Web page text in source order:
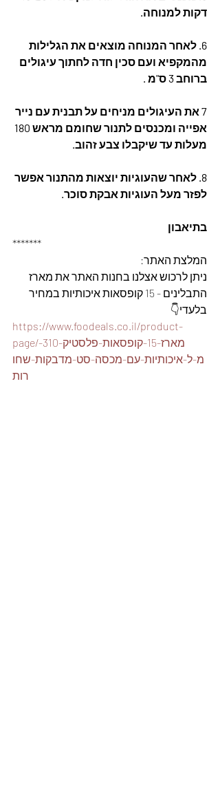
דקות למנוחה.
6. לאחר המנוחה מוצאים את הגלילות
מהמקפיא ועם סכין חדה לחתוך עיגולים
ברוחב 3 ס"מ .
7 את העיגולים מניחים על תבנית עם נייר
מעלות עד שיקבלו צבע זהוב.
8. לאחר שהעוגיות יוצאות מהתנור אפשר
לפזר מעל העוגיות אבקת סוכר.
בתיאבון
*******
המלצת האתר:
ניתן לרכוש אצלנו בחנות האתר את מארז
התבלינים - 15 קופסאות איכותיות במחיר
בלעדי👇
https://www.foodeals.co.il/product-
page/מארז-15-קופסאות-פלסטיק-310-
מ-ל-איכותיות-עם-מכסה-סט-מדבקות-שחו
רות